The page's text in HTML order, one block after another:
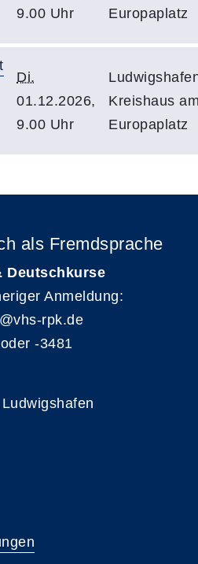
9.00 Uhr
Europaplatz
Di.
01.12.2026,
9.00 Uhr
Kreishaus
Europaplatz
als Fremdsprache
Deutschkurse
Anmeldung:
rpk.de
-3481